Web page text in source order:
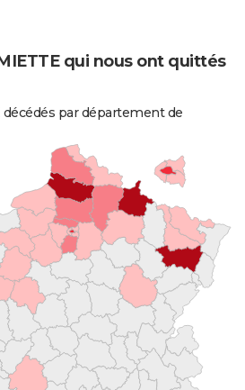
qui nous ont quittés
par département de